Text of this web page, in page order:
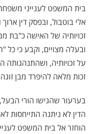
בית המשפט לענייני
אלי בוטבול, ובפסק דין
זכויותיה של האישה כ"בת
ובעלה מצויים, וקבע כי
על זכויותיה,
זכות מלאה להיפרד מבן
בערעור שהגישו הורי
הדין לא ניתנה התייחסות
הוחזר אל בית המשפט